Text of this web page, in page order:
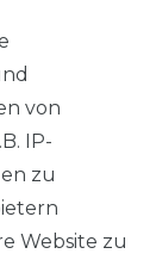
Fit -
mit
cm) in
von
IP-
zu
Website zu